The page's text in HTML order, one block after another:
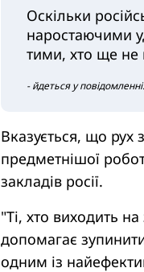
Оскільки
наростаючими
тими, хто ще не
- йдеться у повідомленні.
Вказується, що рух
предметнішої
закладів росії.
"Ті, хто виходить
допомагає
одним із